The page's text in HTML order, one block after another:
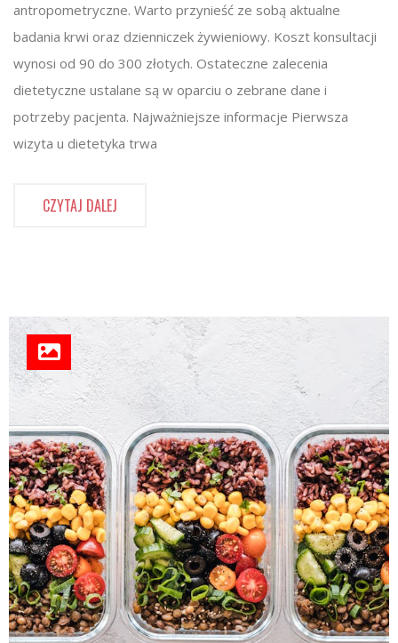
antropometryczne. Warto przynieść ze sobą aktualne
badania krwi oraz dzienniczek żywieniowy. Koszt konsultacji
wynosi od 90 do 300 złotych. Ostateczne zalecenia
dietetyczne ustalane są w oparciu o zebrane dane i
potrzeby pacjenta. Najważniejsze informacje Pierwsza
wizyta u dietetyka trwa
CZYTAJ DALEJ